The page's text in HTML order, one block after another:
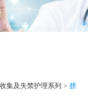
集及失禁护理系列 > 膀